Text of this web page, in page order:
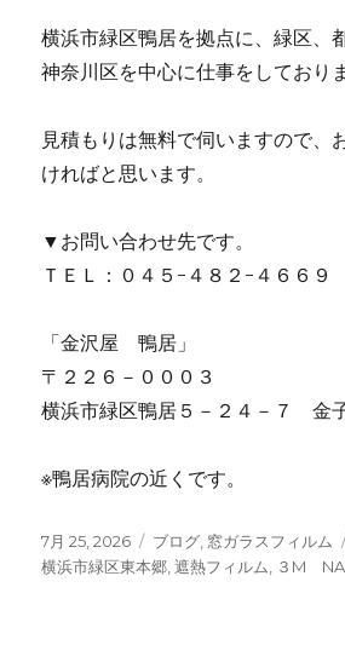
横浜市緑区鴨居を拠点に、緑区、
神奈川区を中心に仕事をしており
見積もりは無料で伺いますので、
ければと思います。
▼お問い合わせ先です。
ＴＥＬ：０４５-４８２-４６６９
「金沢屋 鴨居」
〒２２６－０００３
横浜市緑区鴨居５－２４－７ 金
※鴨居病院の近くです。
投
稿
7月 25, 2026
カ
テ
ブログ 窓ガラスフィルム
横浜市緑区東本郷 ,遮熱フィルム ３M